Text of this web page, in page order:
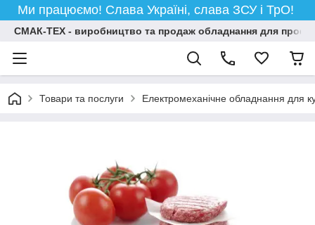
Ми працюємо! Слава Україні, слава ЗСУ і ТрО!
СМАК-ТЕХ - виробництво та продаж обладнання для
Товари та послуги Електромеханічне обладнання для